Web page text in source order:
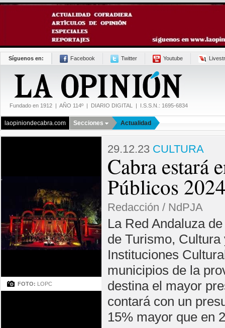
Síguenos en: Facebook Twitter Youtube
Fundado en 1912 | AÑO 114º | DIARIO DIGITAL | I.S.S.N.: 1695-6834
laopiniondecabra.com Secciones Actualidad
FOTO: LOPC
29.12.23 CULTURA
Cabra estará
Públicos
Redacción / NdPJA
La Red Andaluza
de Turismo,
Instituciones
municipios de la
destina el mayor
contará con un
15% mayor que en